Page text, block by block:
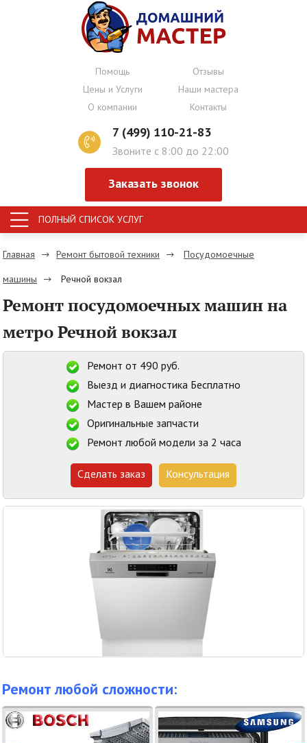
Помощь
Отзывы
Цены и Услуги
Наши мастера
О компании
Контакты
7 (499) 110-21-83
Звоните с 8:00 до 22:00
Заказать звонок
ПОЛНЫЙ СПИСОК УСЛУГ
Главная Ремонт бытовой техники Посудомоечные
машины Речной вокзал
Ремонт посудомоечных машин на
метро Речной вокзал
Ремонт от 490 руб.
Выезд и диагностика Бесплатно
Мастер в Вашем районе
Оригинальные запчасти
Ремонт любой модели за 2 часа
Сделать заказ Консультация
Ремонт любой сложности: